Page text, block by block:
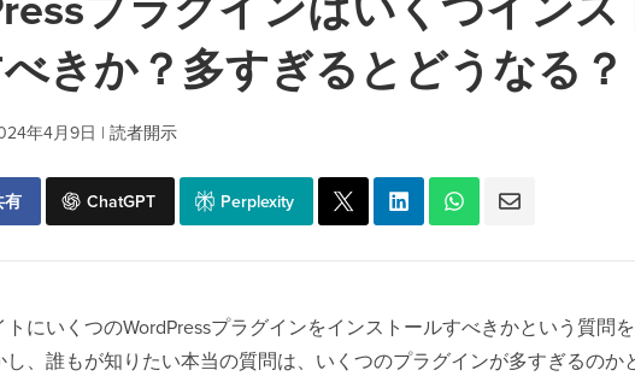
きか？多すぎるとどうなる？
年4月9日 | 読者開示
有 ChatGPT Perplexity
にいくつのWordPressプラグインをインストールすべきかという質問を
、誰もが知りたい本当の質問は、いくつのプラグインが多すぎるのか